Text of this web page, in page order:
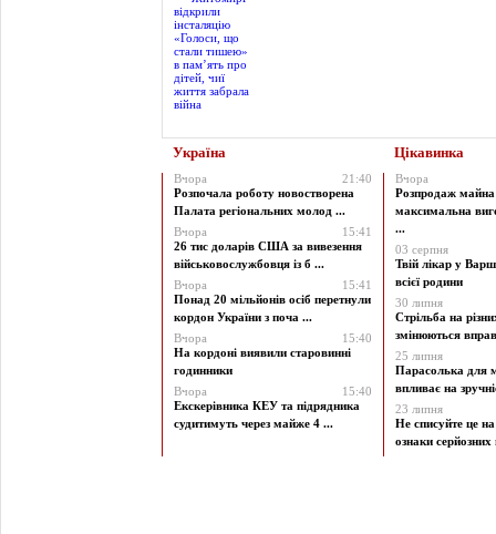
Україна Цікавинка
Вчора
21:40
Розпочала роботу новостворена
Палата регіональних молод ...
Вчора
15:41
26 тис доларів США за вивезення
військовослужбовця із б ...
Вчора
15:41
Понад 20 мільйонів осіб перетнули
кордон України з поча ...
Вчора
15:40
На кордоні виявили старовинні
годинники
Вчора
15:40
Екскерівника КЕУ та підрядника
судитимуть через майже 4 ...
Вчора
Розпродаж майна
максимальна
...
03 серпня
Твій лікар у
всієї родини
30 липня
Стрільба на
змінюються
25 липня
Парасолька для
впливає на
23 липня
Не списуйте це
ознаки